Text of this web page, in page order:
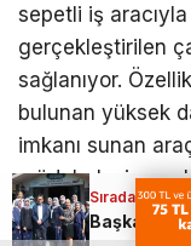
sepetli iş
gerçekleştirilen
sağlanıyor.
bulunan yüksek
imkanı sunan
müdahalesi zor
çalışmaları daha
Sıradaki